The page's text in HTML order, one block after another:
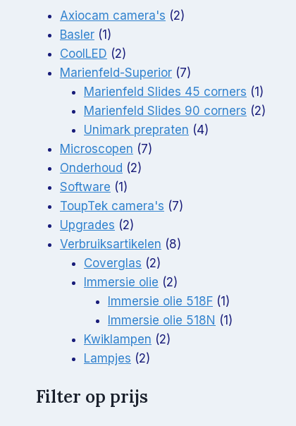
Axiocam camera's 22
Basler 11
product
CoolLED 22
producten
Marienfeld-Superior 77
producten
Marienfeld Slides 45 corners 11
product
Marienfeld Slides 90 corners 22
Unimark prepraten 44
Microscopen 77
Onderhoud 22
Software 11
product
ToupTek camera's 77
Upgrades 22
producten
Verbruiksartikelen 88
Coverglas 22
producten
Immersie olie 22
producten
Immersie olie 518F 11
product
Immersie olie 518N 11
Kwiklampen 22
Lampjes 22
Filter op prijs